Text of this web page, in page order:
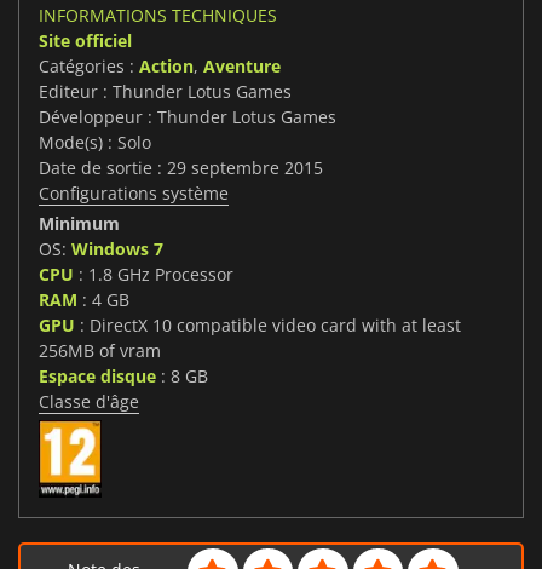
INFORMATIONS TECHNIQUES
Site officiel
Catégories : Action, Aventure
Editeur : Thunder Lotus Games
Développeur : Thunder Lotus Games
Mode(s) : Solo
Date de sortie : 29 septembre 2015
Configurations système
Minimum
OS: Windows 7
CPU : 1.8 GHz Processor
RAM : 4 GB
GPU : DirectX 10 compatible video card with at least
256MB of vram
Espace disque : 8 GB
Classe d'âge